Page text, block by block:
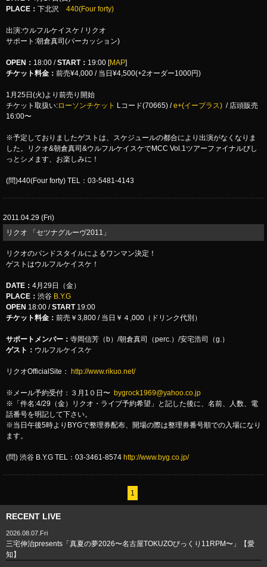
PLACE ： 下北沢 440(Four forty)
出演:ウルフルケイスケ / リクオ
サポート:朝倉真司(パーカッション)
OPEN： 18:00 /START： 19:00 [MAP]
チケット料金： 前売¥4,000 / 当日¥4,500(+2オーダー1000円)
1月25日(火)より前売り開始
チケット取扱い:ローソンチケット Lコード(70665) /e+(イープラス) / 店頭販売
16:00〜
※予定しておりましたゲストは、スケジュールの都合により出演がなくなりま
した。リクオ&朝倉真司&ウルフルケイスケでMCC Vol.1ツアーファイナルびし
っとシメます、お楽しみに！
(問)440(Four forty) TEL：03-5481-4143
2011.04.29 (Fri)
リクオ 「セツナグルーヴ2011」
リクオのバンドスタイルによるワンマン決定！
ゲストはウルフルケイスケ！
DATE： 4月29日（金）
PLACE： 渋谷 B.Y.G
OPEN 18:00 /START19:00
チケット料金： 前売￥3,800 / 当日￥４,000（ドリンク代別）
サポートメンバー： 寺岡信芳（b）/朝倉真司（perc.）/安宅浩司（g.）
ゲスト： ウルフルケイスケ
リクオOfficialSite： http://www.rikuo.net/
※メール予約受付：３月1０日〜 bygrock1969@yahoo.co.jp
※「件名:4/29（金）リクオ・ライブ予約希望」と記した後に、名前、人数、電
話番号を明記して下さい。
※当日午後5時よりBYGで整理券配布、開場の際は整理券番号順での入場になり
ます。
(問) 渋谷 B.Y.G TEL：03-3461-8574 http://www.byg.co.jp/
1
RECENT LIVE
2026.08.07.Fri
三宅伸治presents「真夏の夢2026〜名古屋TOKUZOびっくり11RPM〜」【愛
知】